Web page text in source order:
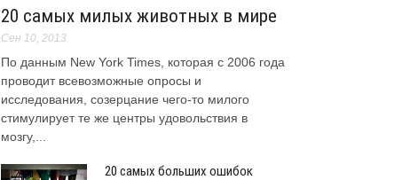
20 самых милых животных в мире
Сен 10, 2013
По данным New York Times, которая с 2006 года
проводит всевозможные опросы и
исследования, созерцание чего-то милого
стимулирует те же центры удовольствия в
мозгу,...
20 самых больших ошибок